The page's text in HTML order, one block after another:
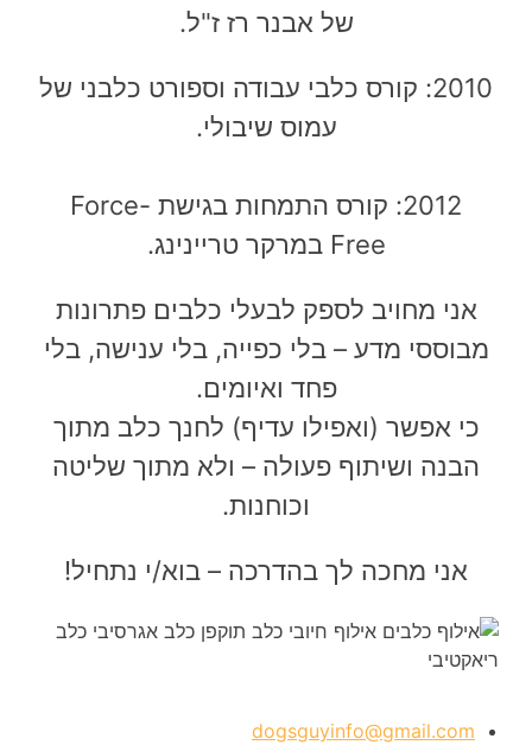
של אבנר רז ז"ל.
2010: קורס כלבי עבודה וספורט כלבני של
עמוס שיבולי.
2012: קורס התמחות בגישת
Force-
Free במרקר טריינינג.
אני מחויב לספק לבעלי כלבים פתרונות
מבוססי מדע – בלי כפייה, בלי ענישה, בלי
פחד ואיומים.
כי אפשר (ואפילו עדיף) לחנך כלב מתוך
הבנה ושיתוף פעולה – ולא מתוך שליטה
וכוחנות.
אני מחכה לך בהדרכה – בוא/י נתחיל!
dogsguyinfo@gmail.com